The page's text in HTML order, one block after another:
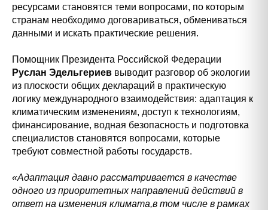
ресурсами становятся теми вопросами, по которым
странам необходимо договариваться, обмениваться
данными и искать практические решения.
Помощник Президента Российской Федерации
Руслан Эдельгериев выводит разговор об экологии
из плоскости общих деклараций в практическую
логику международного взаимодействия: адаптация к
климатическим изменениям, доступ к технологиям,
финансирование, водная безопасность и подготовка
специалистов становятся вопросами, которые
требуют совместной работы государств.
«Адаптация давно рассматривается в качестве
одного из приоритетных направлений действий в
ответ на изменения климата,в том числе в рамках